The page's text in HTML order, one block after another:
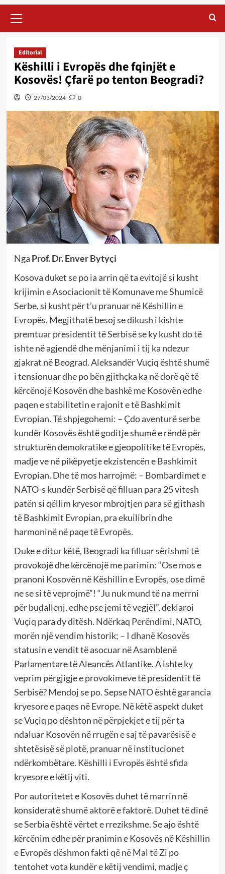
Menu
Editorial
Këshilli i Evropës dhe fqinjët e
Kosovës! Çfarë po tenton Beogradi?
27/03/2024 0
Nga Prof. Dr. Enver Bytyçi
Kosova duket se po ia arrin që ta evitojë si kusht
krijimin e Asociacionit të Komunave me Shumicë
Serbe, si kusht për t’u pranuar në Këshillin e
Evropës. Megjithatë besoj se dikush i kishte
premtuar presidentit të Serbisë se ky kusht do të
ishte në agjendë dhe mënjanimi i tij ka ndezur
gjakrat në Beograd. Aleksandër Vuçiq është shumë
i tensionuar dhe po bën gjithçka ka në dorë që të
kërcënojë Kosovën dhe bashkë me Kosovën edhe
paqen e stabilitetin e rajonit e të Bashkimit
Evropian. Të shpjegohemi: – Çdo aventurë serbe
kundër Kosovës është goditje shumë e rëndë për
strukturën demokratike e gjeopolitike të Evropës,
madje ve në pikëpyetje ekzistencën e Bashkimit
Evropian. Dhe të mos harrojmë: – Bombardimet e
NATO-s kundër Serbisë që filluan para 25 vitesh
patën si qëllim kryesor mbrojtjen para së gjithash
të Bashkimit Evropian, pra ekuilibrin dhe
harmoninë në paqe të Evropës.
Duke e ditur këtë, Beogradi ka filluar sërishmi të
provokojë dhe kërcënojë me parimin: “Ose mos e
pranoni Kosovën në Këshillin e Evropës, ose dimë
ne se si të veprojmë”! “Ju nuk mund të na merrni
për budallenj, edhe pse jemi të vegjël”, deklaroi
Vuçiq para dy ditësh. Ndërkaq Perëndimi, NATO,
morën një vendim historik; – I dhanë Kosovës
statusin e vendit të asocuar në Asamblenë
Parlamentare të Aleancës Atlantike. A ishte ky
veprim përgjigje e provokimeve të presidentit të
Serbisë? Mendoj se po. Sepse NATO është garancia
kryesore e paqes në Evrope. Në këtë aspekt duket
se Vuçiq po dështon në përpjekjet e tij për ta
ndaluar Kosovën në rrugën e saj të pavarësisë e
shtetësisë së plotë, pranuar në institucionet
ndërkombëtare. Këshilli i Evropës është sfida
kryesore e këtij viti.
Por autoritetet e Kosovës duhet të marrin në
konsideratë shumë aktorë e faktorë. Duhet të dinë
se Serbia është vërtet e rrezikshme. Se ajo është
kërcënim edhe për pranimin e Kosovës në Këshillin
e Evropës dëshmon fakti që në Mal të Zi po
tentohet vota kundër e këtij vendimi, madje ç